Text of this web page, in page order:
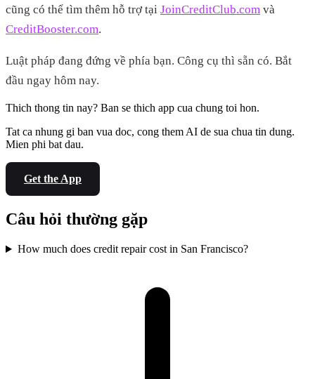
cũng có thể tìm thêm hỗ trợ tại JoinCreditClub.com và
CreditBooster.com.
Luật pháp đang đứng về phía bạn. Công cụ thì sẵn có. Bắt
đầu ngay hôm nay.
Thich thong tin nay? Ban se thich app cua chung toi hon.
Tat ca nhung gi ban vua doc, cong them AI de sua chua tin dung.
Mien phi bat dau.
Get the App
Câu hỏi thường gặp
How much does credit repair cost in San Francisco?